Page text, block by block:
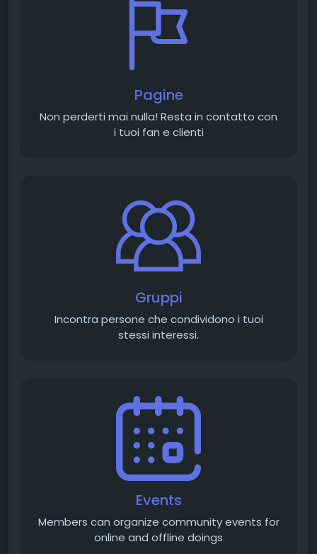
Pagine
Non perderti mai nulla! Resta in contatto con
i tuoi fan e clienti
Gruppi
Incontra persone che condividono i tuoi
stessi interessi.
Events
Members can organize community events for
online and offline doings